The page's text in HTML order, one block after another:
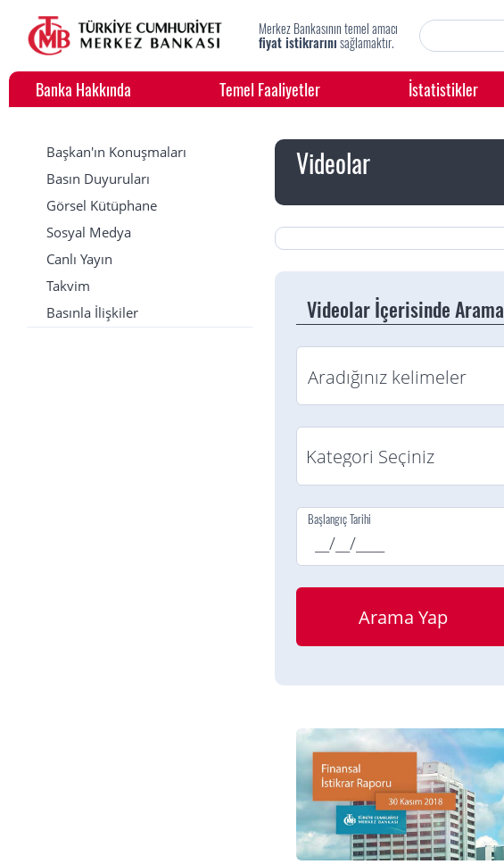
Merkez Bankasının temel amacı
fiyat istikrarınısağlamaktır.
Banka Hakkında Temel Faaliyetler İstatistikler
Başkan'ın Konuşmaları
Basın Duyuruları
Görsel Kütüphane
Sosyal Medya
Canlı Yayın
Takvim
Basınla İlişkiler
Videolar
Videolar İçerisinde Arama
Başlangıç Tarihi